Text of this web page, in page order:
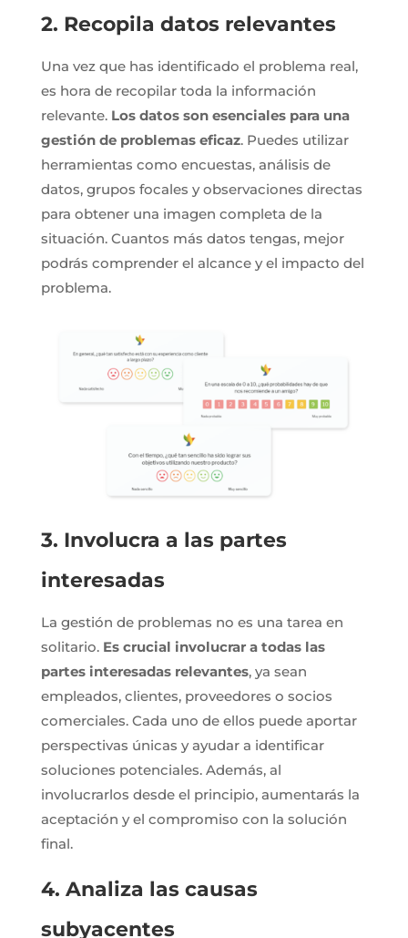
2. Recopila datos relevantes
Una vez que has identificado el problema real,
es hora de recopilar toda la información
relevante. Los datos son esenciales para una
gestión de problemas eficaz. Puedes utilizar
herramientas como encuestas, análisis de
datos, grupos focales y observaciones directas
para obtener una imagen completa de la
situación. Cuantos más datos tengas, mejor
podrás comprender el alcance y el impacto del
problema.
3. Involucra a las partes
interesadas
La gestión de problemas no es una tarea en
solitario. Es crucial involucrar a todas las
partes interesadas relevantes, ya sean
empleados, clientes, proveedores o socios
comerciales. Cada uno de ellos puede aportar
perspectivas únicas y ayudar a identificar
soluciones potenciales. Además, al
involucrarlos desde el principio, aumentarás la
aceptación y el compromiso con la solución
final.
4. Analiza las causas
subyacentes